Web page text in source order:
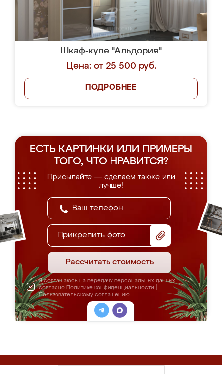
Шкаф-купе "Альдория"
Цена: от 25 500 руб.
ПОДРОБНЕЕ
ЕСТЬ КАРТИНКИ ИЛИ ПРИМЕРЫ
ТОГО, ЧТО НРАВИТСЯ?
Присылайте — сделаем также или
лучше!
Прикрепить фото
Рассчитать стоимость
Я соглашаюсь на передачу персональных данных
согласно Политике конфиденциальности
Пользовательскому соглашению